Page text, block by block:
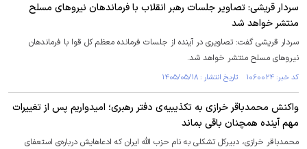
سردار قریشی: تصاویر جلسات رهبر انقلاب با فرماندهان نیرو‌های مسلح
منتشر خواهد شد
سردار قریشی گفت: تصاویری در آینده از جلسات فرمانده معظم کل قوا با فرماندهان
نیرو‌های مسلح منتشر خواهد شد.
کد خبر: ۱۰۶۰۰۲۴ تاریخ انتشار : ۱۴۰۵/۰۵/۱۸
واکنش محمدباقر خرازی به تکذیبیه‌ی دفتر رهبری؛ امیدواریم پس از تغییرات
مهم آینده همچنان باقی بماند
محمدباقر خرازی، دبیرکل تشکلی به نام حزب الله ایران که ادعاهایش درباره‌ی استعفای